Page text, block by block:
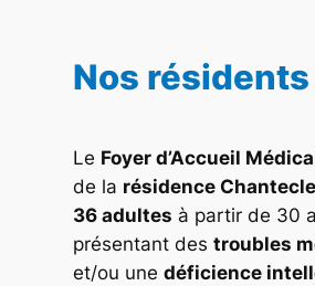
Nos résidents
Le Foyer d’Accueil
de la résidence
36 adultes à partir de 30
présentant destroubles
et/ou unedéficience